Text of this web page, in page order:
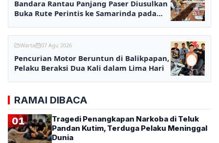
Bandara Rantau Panjang Paser Diusulkan
Buka Rute Perintis ke Samarinda pada
Warta 07 Agu 2026
Pencurian Motor Beruntun di Balikpapan,
Pelaku Beraksi Dua Kali dalam Lima Hari
RAMAI DIBACA
01
Tragedi Penangkapan Narkoba di Teluk
Pandan Kutim, Terduga Pelaku Meninggal
Dunia